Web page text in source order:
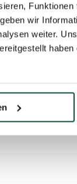
wir
weiter.
Baum fällt.
Zapfen
ist. Das
haben.